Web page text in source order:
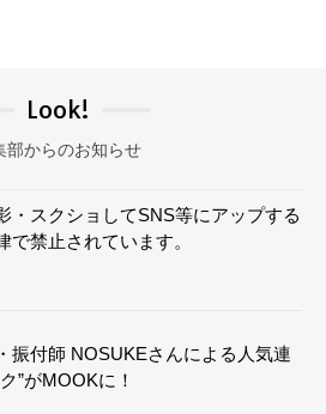
Look!
部からのお知らせ
・スクショしてSNS等にアップする
で禁止されています。
振付師 NOSUKEさんによる人気連
”がMOOKに！